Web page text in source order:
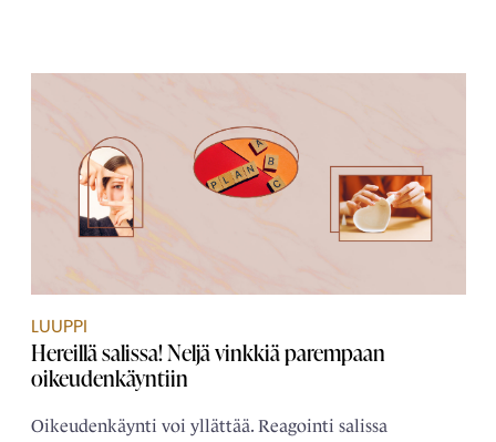
LUUPPI
Hereillä salissa! Neljä vinkkiä parempaan
oikeudenkäyntiin
Oikeudenkäynti voi yllättää. Reagointi salissa